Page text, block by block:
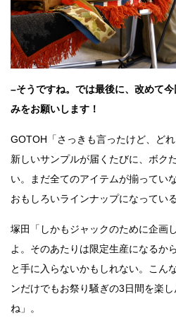
–そうですね。では最後に、改めて
みをお願いします！
GOTOH「さっきも言ったけど、ど
新しいサンプルが届くたびに、ボク
い。まだ全てのアイテムが揃ってい
おもしろいラインナップになってい
塚田「しかもジャックのために企画
よ。そのあたりは限定生産になるか
と手に入らないかもしれない。こん
ンだけでもお祭り騒ぎの3日間を楽
ね」。